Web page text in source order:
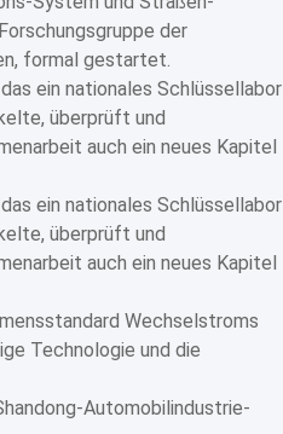
der
formal gestartet.
ein nationales Schlüssellabor
überprüft und
auch ein neues Kapitel
ein nationales Schlüssellabor
überprüft und
auch ein neues Kapitel
Wechselstroms
Technologie und die
Automobilindustrie-